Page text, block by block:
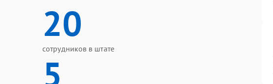
20
сотрудников в штате
5